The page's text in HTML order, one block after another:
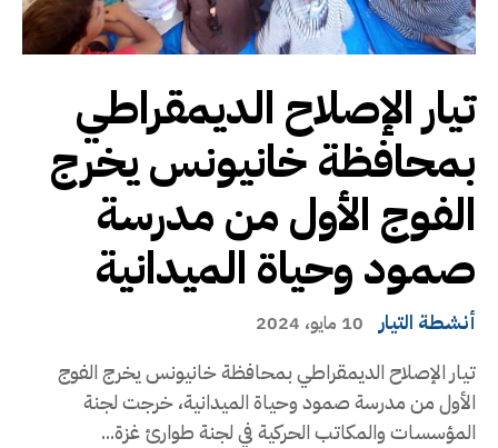
تيار الإصلاح الديمقراطي
بمحافظة خانيونس يخرج
الفوج الأول من مدرسة
صمود وحياة الميدانية
أنشطة التيار 10 مايو، 2024
تيار الإصلاح الديمقراطي بمحافظة خانيونس يخرج الفوج
الأول من مدرسة صمود وحياة الميدانية، خرجت لجنة
المؤسسات والمكاتب الحركية في لجنة طوارئ غزة...